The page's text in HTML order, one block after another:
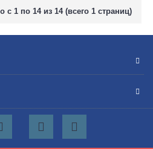
с 1 по 14 из 14 (всего 1 страниц)